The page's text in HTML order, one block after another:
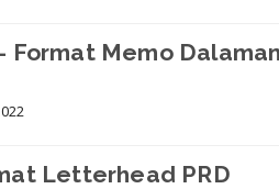
Format Memo
Letterhead PRD